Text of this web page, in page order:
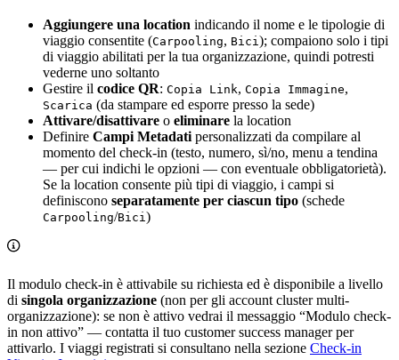
Aggiungere una location indicando il nome e le tipologie di
viaggio consentite (Carpooling, Bici); compaiono solo i tipi
di viaggio abilitati per la tua organizzazione, quindi potresti
vederne uno soltanto
Gestire il codice QR: Copia Link, Copia Immagine,
Scarica (da stampare ed esporre presso la sede)
Attivare/disattivare o eliminare la location
Definire Campi Metadati personalizzati da compilare al
momento del check-in (testo, numero, sì/no, menu a tendina
— per cui indichi le opzioni — con eventuale obbligatorietà).
Se la location consente più tipi di viaggio, i campi si
definiscono separatamente per ciascun tipo (schede
Carpooling/Bici)
Il modulo check-in è attivabile su richiesta ed è disponibile a livello
di singola organizzazione (non per gli account cluster multi-
organizzazione): se non è attivo vedrai il messaggio “Modulo check-
in non attivo” — contatta il tuo customer success manager per
attivarlo. I viaggi registrati si consultano nella sezione Check-in